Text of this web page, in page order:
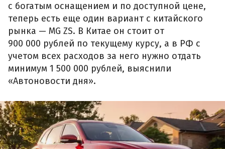
с богатым оснащением и по доступной цене,
теперь есть еще один вариант с китайского
рынка — MG ZS. В Китае он стоит от
900 000 рублей по текущему курсу, а в РФ с
учетом всех расходов за него нужно отдать
минимум 1 500 000 рублей, выяснили
«Автоновости дня».